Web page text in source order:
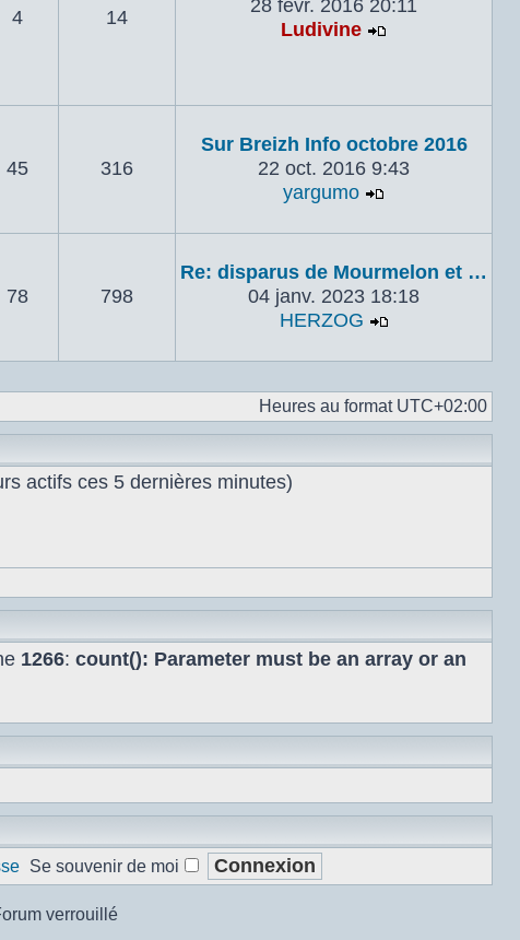
4 14
28 févr. 2016 20:11
Ludivine
45 316
Sur Breizh Info octobre 2016
22 oct. 2016 9:43
yargumo
78 798
Re: disparus de Mourmelon et …
04 janv. 2023 18:18
HERZOG
Heures au format UTC+02:00
actifs ces 5 dernières minutes)
1266: count(): Parameter must be an array or an
Se souvenir de moi
verrouillé